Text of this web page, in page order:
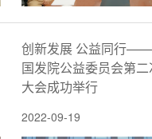
创新发展 公益同行
国发院公益委员会第
大会成功举行
2022-09-19